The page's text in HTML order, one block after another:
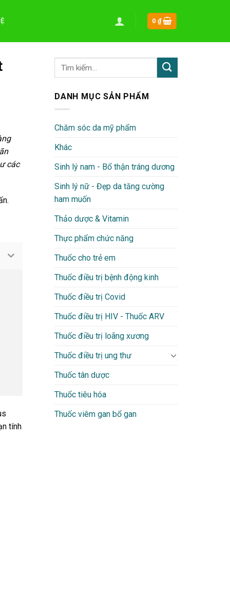
0 ₫
các
tính
DANH MỤC SẢN PHẨM
Chăm sóc da mỹ phẩm
Khác
Sinh lý nam - Bổ thận tráng dương
Sinh lý nữ - Đẹp da tăng cường
ham muốn
Thảo dược & Vitamin
Thực phẩm chức năng
Thuốc cho trẻ em
Thuốc điều trị bệnh động kinh
Thuốc điều trị Covid
Thuốc điều trị HIV - Thuốc ARV
Thuốc điều trị loãng xương
Thuốc điều trị ung thư
Thuốc tân dược
Thuốc tiêu hóa
Thuốc viêm gan bổ gan